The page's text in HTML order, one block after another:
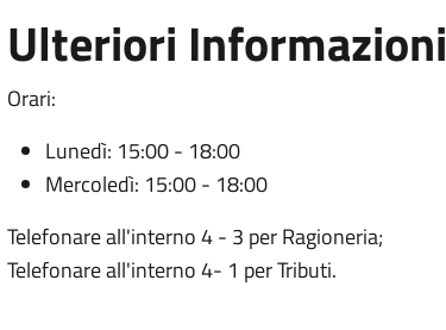
Ulteriori Informazioni
Orari:
Lunedì: 15:00 - 18:00
Mercoledì: 15:00 - 18:00
Telefonare all'interno 4 - 3 per Ragioneria;
Telefonare all'interno 4- 1 per Tributi.